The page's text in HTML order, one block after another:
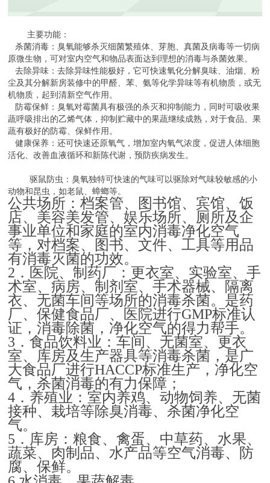
主要功能：
杀菌消毒：臭氧能够杀灭细菌繁殖体、芽胞、真菌及病毒等一切病
原微生物，可对室内空气和物品表面达到理想的消毒与杀菌效果。
去除异味：去除异味性能极好，它可快速氧化分解臭味、油烟、粉
尘及其分解新房装修中的甲醛、苯、氨等化学异味等有机物质，或无
机物质，起到清新空气作用。
防霉保鲜：臭氧对霉菌具有极强的杀灭和抑制能力，同时可吸收果
蔬呼吸排出的乙烯气体，抑制贮藏中的果蔬继续成熟，对于食品、果
蔬有极好的防霉、保鲜作用。
健康保养：还可快速还原氧气，增加室内氧气浓度，促进人体细胞
活化、改善血液循环和新陈代谢，预防疾病发生。
驱鼠防虫：臭氧独特可快速的气味可以驱除对气味较敏感的小
动物和昆虫，如老鼠、蟑螂等。
公共场所：档案管、图书馆、宾馆、饭
店、美容美发管、娱乐场所、厕所及企
事业单位和家庭的室内消毒净化空气
等，对档案、图书、文件、工具等用品
有消毒灭菌的功效。
2 ．医院、制药厂：更衣室、实验室、手
术室、病房、制剂室、手术器械、隔离
衣、无菌车间等场所的消毒杀菌。是药
厂、保健食品厂、医院进行GMP标准认
证，消毒除菌，净化空气的得力帮手。
3 ．食品饮料业：车间、无菌室、更衣
室、库房及生产器具等消毒杀菌，是广
大食品厂进行HACCP标准生产，净化空
气，杀菌消毒的有力保障；
4 ．养殖业：室内养鸡、动物饲养、无菌
接种、栽培等除臭消毒、杀菌净化空
气。
5 ．库房：粮食、禽蛋、中草药、水果、
蔬菜、肉制品、水产品等空气消毒、防
腐、保鲜。